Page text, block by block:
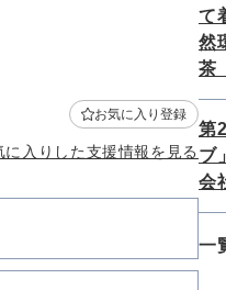
お気に入り登録
に入りした支援情報を見る
て
然
茶
第
ブ
会
一